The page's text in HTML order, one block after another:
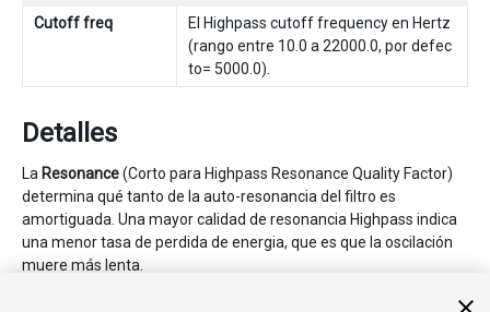
Cutoff freq
El Highpass cutoff frequency en Hertz
(rango entre 10.0 a 22000.0, por defec
to= 5000.0).
Detalles
La Resonance(Corto para Highpass Resonance Quality Factor)
determina qué tanto de la auto-resonancia del filtro es
amortiguada. Una mayor calidad de resonancia Highpass indica
una menor tasa de perdida de energia, que es que la oscilación
muere más lenta.